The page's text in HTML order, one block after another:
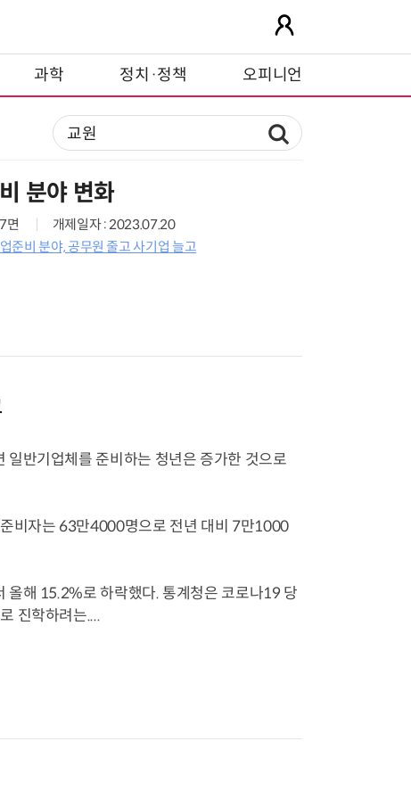
과학 정치·정책 오피니언
분야 변화
면
개제일자 : 2023.07.20
준비 분야, 공무원 줄고 사기업 늘고
반기업체를 준비하는 청년은 증가한 것으로
비자는 63만4000명으로 전년 대비 7만1000
올해 15.2%로 하락했다. 통계청은 코로나19 당
진학하려는....